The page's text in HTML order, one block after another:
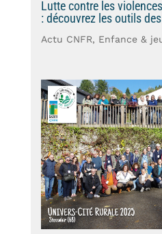
Lutte contre les
: découvrez les outils
Actu CNFR, Enfance &